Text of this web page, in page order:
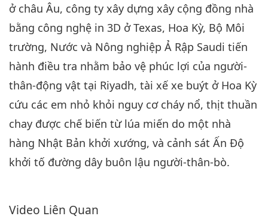
35:57
Tin Đáng Chú Ý 2024-10-05 2177Lượt Xem
31:24
Tin Đáng Chú Ý
Tin Đáng Chú Ý 2024-10-06 2268Lượt Xem
7
Tin Đáng Chú Ý
ở châu Âu, công ty xây dựng xây cộng đồng nhà
bằng công nghệ in 3D ở Texas, Hoa Kỳ, Bộ Môi
trường, Nước và Nông nghiệp Ả Rập Saudi tiến
hành điều tra nhằm bảo vệ phúc lợi của người-
thân-động vật tại Riyadh, tài xế xe buýt ở Hoa Kỳ
cứu các em nhỏ khỏi nguy cơ cháy nổ, thịt thuần
chay được chế biến từ lúa miến do một nhà
hàng Nhật Bản khởi xướng, và cảnh sát Ấn Độ
khởi tố đường dây buôn lậu người-thân-bò.
Video Liên Quan